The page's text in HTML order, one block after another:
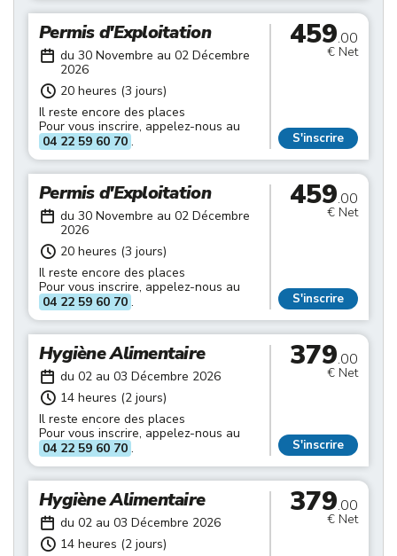
Permis d'Exploitation
du 30 Novembre au 02 Décembre
2026
20 heures (3 jours)
Il reste encore des places
Pour vous inscrire, appelez-nous au
04 22 59 60 70 .
459.00
€ Net
S'inscrire
Permis d'Exploitation
du 30 Novembre au 02 Décembre
2026
20 heures (3 jours)
Il reste encore des places
Pour vous inscrire, appelez-nous au
04 22 59 60 70 .
459.00
€ Net
S'inscrire
Hygiène Alimentaire
du 02 au 03 Décembre 2026
14 heures (2 jours)
Il reste encore des places
Pour vous inscrire, appelez-nous au
04 22 59 60 70 .
379.00
€ Net
S'inscrire
Hygiène Alimentaire
du 02 au 03 Décembre 2026
14 heures (2 jours)
379.00
€ Net